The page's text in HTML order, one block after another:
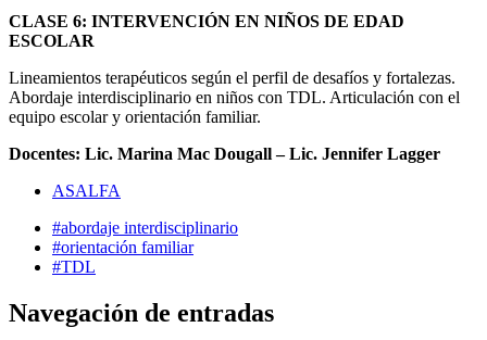
CLASE 6: INTERVENCIÓN EN NIÑOS DE EDAD
ESCOLAR
Lineamientos terapéuticos según el perfil de desafíos y fortalezas.
Abordaje interdisciplinario en niños con TDL. Articulación con el
equipo escolar y orientación familiar.
Docentes: Lic. Marina Mac Dougall – Lic. Jennifer Lagger
ASALFA
#abordaje interdisciplinario
#orientación familiar
#TDL
Navegación de entradas